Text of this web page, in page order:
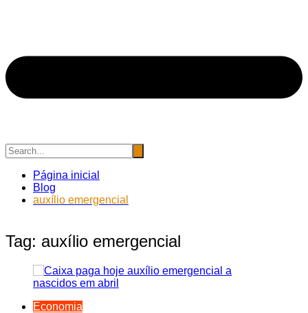
Página inicial
Blog
auxílio emergencial
Tag: auxílio emergencial
Economia